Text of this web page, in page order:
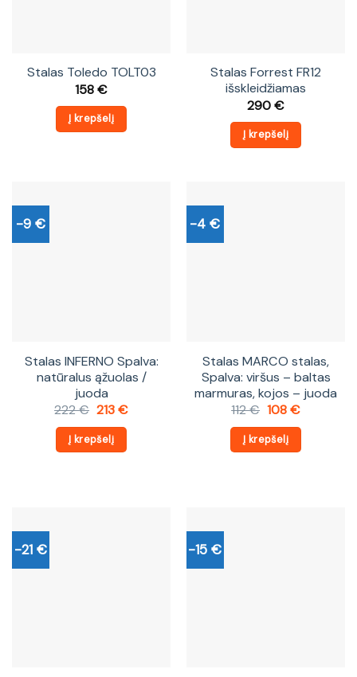
Stalas Toledo TOLT03
158€
Į krepšelį
Stalas Forrest FR12
išskleidžiamas
290€
Į krepšelį
-9 €
Stalas INFERNO Spalva:
natūralus ąžuolas /
juoda
222€ Original
was:
222 €.
213€Current
Į krepšelį
-4 €
Stalas MARCO stalas,
Spalva: viršus – baltas
marmuras, kojos – juoda
112€ Original
was:
112 €.
108€Current
is:
108 €.
Į krepšelį
-21 € -15 €